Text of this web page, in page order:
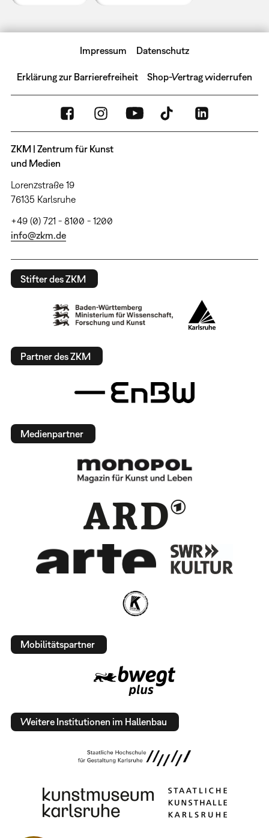
Impressum Datenschutz
Erklärung zur Barrierefreiheit Shop-Vertrag widerrufen
ZKM | Zentrum für Kunst
und Medien
Lorenzstraße 19
76135 Karlsruhe
+49 (0) 721 - 8100 - 1200
info@zkm.de
Stifter des ZKM
Partner des ZKM
Medienpartner
Mobilitätspartner
Weitere Institutionen im Hallenbau